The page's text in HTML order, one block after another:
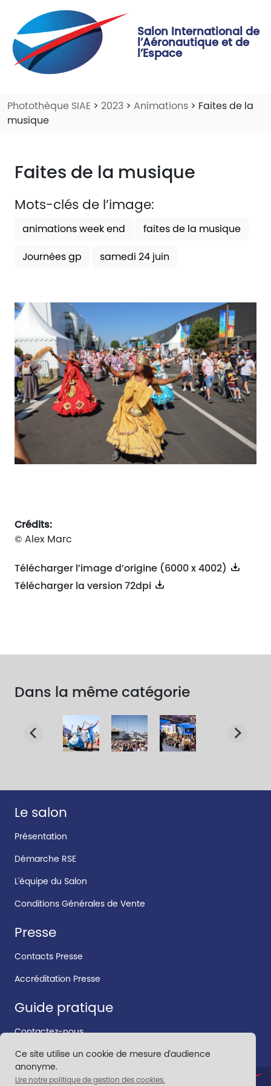
Salon International de
l’Aéronautique et de
l’Espace
Photothèque SIAE > 2023 > Animations > Faites de la
musique
Faites de la musique
Mots-clés de l’image:
animations week end
faites de la musique
Journées gp
samedi 24 juin
Crédits:
© Alex Marc
Télécharger l’image d’origine (6000 x 4002)
Télécharger la version 72dpi
Dans la même catégorie
Le salon
Présentation
Démarche RSE
L'équipe du Salon
Conditions Générales de Vente
Presse
Contacts Presse
Accréditation Presse
Guide pratique
Contactez-nous
CONTACT•MENTIONS LÉGALES
Ce site utilise un cookie de mesure d'audience
anonyme.
Lire notre politique de gestion des cookies.